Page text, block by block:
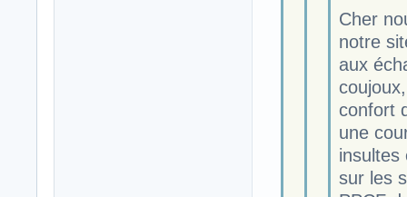
Cher
notre
aux
confort
une
insultes
sur les